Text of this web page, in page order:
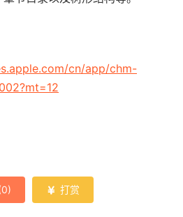
cn/app/chm-
0)  打赏